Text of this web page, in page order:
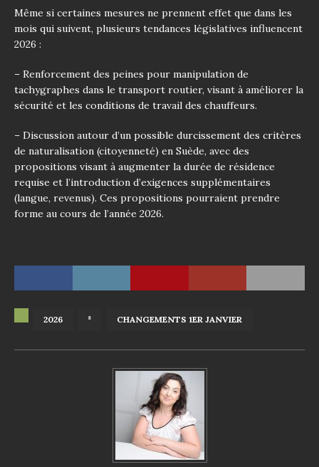
Même si certaines mesures ne prennent effet que dans les
mois qui suivent, plusieurs tendances législatives influencent
2026 :
– Renforcement des peines pour manipulation de
tachygraphes dans le transport routier, visant à améliorer la
sécurité et les conditions de travail des chauffeurs.
– Discussion autour d’un possible durcissement des critères
de naturalisation (citoyenneté) en Suède, avec des
propositions visant à augmenter la durée de résidence
requise et l’introduction d’exigences supplémentaires
(langue, revenus). Ces propositions pourraient prendre
forme au cours de l’année 2026.
2026 ⁸ CHANGEMENTS 1ER JANVIER